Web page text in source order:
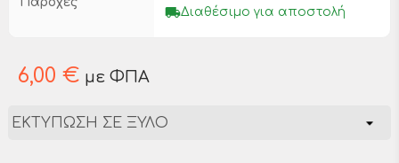
local_shippingΔιαθέσιμο για αποστολή
6,00 € με ΦΠΑ